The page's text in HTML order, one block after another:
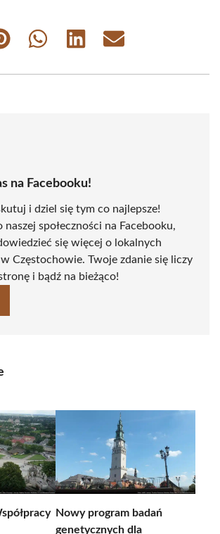
Share
Share
Share
na Facebooku!
i dziel się tym co najlepsze!
naszej społeczności na Facebooku,
się więcej o lokalnych
Częstochowie. Twoje zdanie się liczy
i bądź na bieżąco!
Nowy program badań
genetycznych dla